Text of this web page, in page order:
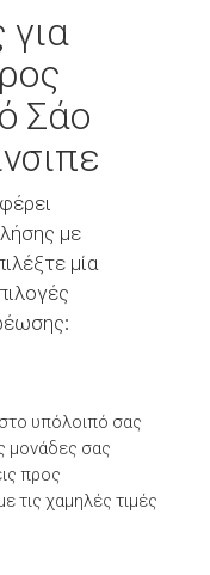
Σάο
με
μία
υπόλοιπό σας
μονάδες σας
προς
τις χαμηλές τιμές